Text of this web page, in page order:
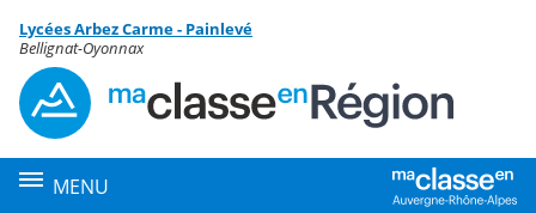
Menu de la rubrique
Contenu
Lycées Arbez Carme - Painlevé
Bellignat-Oyonnax
MENU